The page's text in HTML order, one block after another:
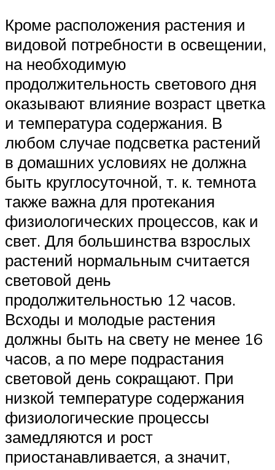
Кроме расположения растения и
видовой потребности в освещении,
на необходимую
продолжительность светового дня
оказывают влияние возраст цветка
и температура содержания. В
любом случае подсветка растений
в домашних условиях не должна
быть круглосуточной, т. к. темнота
также важна для протекания
физиологических процессов, как и
свет. Для большинства взрослых
растений нормальным считается
световой день
продолжительностью 12 часов.
Всходы и молодые растения
должны быть на свету не менее 16
часов, а по мере подрастания
световой день сокращают. При
низкой температуре содержания
физиологические процессы
замедляются и рост
приостанавливается, а значит,